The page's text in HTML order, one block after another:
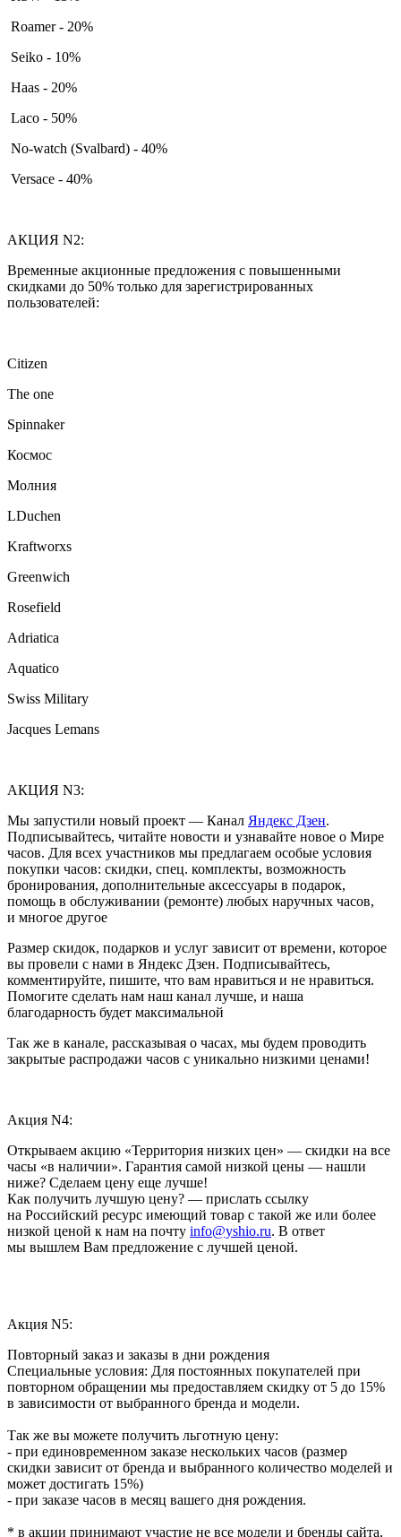
Roamer - 20%
Seiko - 10%
Haas - 20%
Laco - 50%
No-watch (Svalbard) - 40%
Versace - 40%
АКЦИЯ N2:
Временные акционные предложения с повышенными
скидками до 50% только для зарегистрированных
пользователей:
Citizen
The one
Spinnaker
Космос
Молния
LDuchen
Kraftworxs
Greenwich
Rosefield
Adriatica
Aquatico
Swiss Military
Jacques Lemans
АКЦИЯ N3:
Мы запустили новый проект — Канал Яндекс Дзен.
Подписывайтесь, читайте новости и узнавайте новое о Мире
часов. Для всех участников мы предлагаем особые условия
покупки часов: скидки, спец. комплекты, возможность
бронирования, дополнительные аксессуары в подарок,
помощь в обслуживании (ремонте) любых наручных часов,
и многое другое
Размер скидок, подарков и услуг зависит от времени, которое
вы провели с нами в Яндекс Дзен. Подписывайтесь,
комментируйте, пишите, что вам нравиться и не нравиться.
Помогите сделать нам наш канал лучше, и наша
благодарность будет максимальной
Так же в канале, рассказывая о часах, мы будем проводить
закрытые распродажи часов с уникально низкими ценами!
Акция N4:
Открываем акцию «Территория низких цен» — скидки на все
часы «в наличии». Гарантия самой низкой цены — нашли
ниже? Сделаем цену еще лучше!
Как получить лучшую цену? — прислать ссылку
на Российский ресурс имеющий товар с такой же или более
низкой ценой к нам на почту info@yshio.ru. В ответ
мы вышлем Вам предложение с лучшей ценой.
Акция N5:
Повторный заказ и заказы в дни рождения
Специальные условия: Для постоянных покупателей при
повторном обращении мы предоставляем скидку от 5 до 15%
в зависимости от выбранного бренда и модели.
Так же вы можете получить льготную цену:
- при единовременном заказе нескольких часов (размер
скидки зависит от бренда и выбранного количество моделей и
может достигать 15%)
- при заказе часов в месяц вашего дня рождения.
* в акции принимают участие не все модели и бренды сайта,